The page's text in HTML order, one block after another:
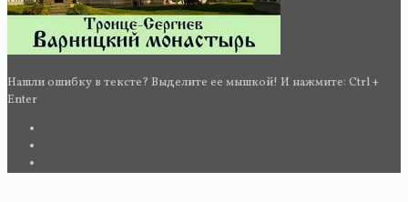
Нашли ошибку в тексте? Выделите ее мышкой! И нажмите: Ctrl +
Enter